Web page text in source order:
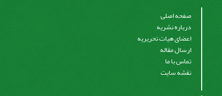
صفحه اصلی
درباره نشریه
اعضای هیات تحریریه
ارسال مقاله
تماس با ما
نقشه سایت